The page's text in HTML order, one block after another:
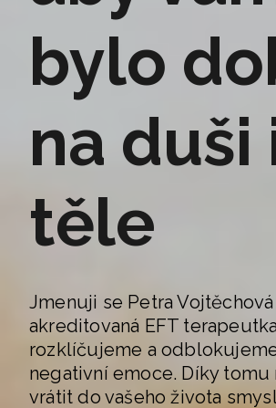
bylo
na duši
těle
Jmenuji se Petra
akreditovaná EFT
rozklíčujeme a
negativní emoce. Díky tomu
vrátit do vašeho života